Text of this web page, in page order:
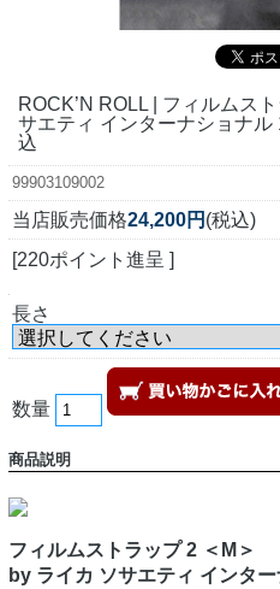
ROCK’N ROLL | フィルムス
サエティ インターナショナ
込
99903109002
当店販売価格24,200円 (税込)
[220ポイント進呈 ]
長さ
数量
商品説明
フィルムストラップ 2 ＜M＞
by ライカ ソサエティ インタ